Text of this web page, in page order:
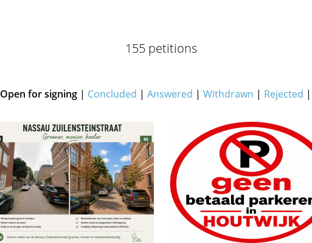
155 petitions
Open for signing | Concluded | Answered | Withdrawn | Rejected |